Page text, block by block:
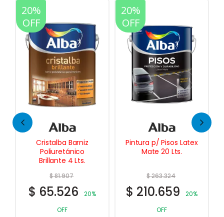
20%
OFF
Pintura p/ Pisos Latex
Mate 20 Lts.
$263.324
$210.659
20%
OFF
20%
OFF
Vitrospray Esmalte
Sintético p/Soplete